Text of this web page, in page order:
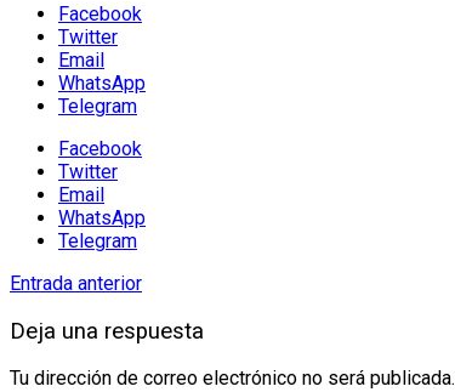
Facebook
Twitter
Email
WhatsApp
Telegram
Facebook
Twitter
Email
WhatsApp
Telegram
Entrada anterior
Deja una respuesta
Tu dirección de correo electrónico no será publicada.